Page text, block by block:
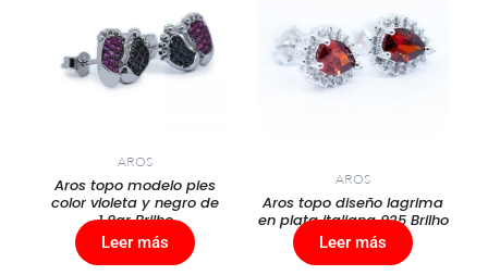
AROS
Aros topo modelo pies
color violeta y negro de
1,9gr Brilho
Leer más
AROS
Aros topo diseño lagrima
en plata italiana 925 Brilho
Leer más